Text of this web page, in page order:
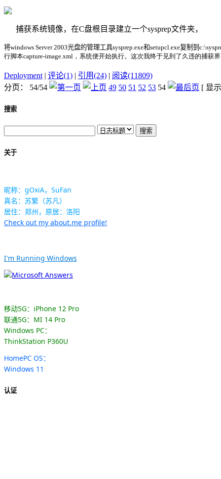
捕获系统镜像，在C盘根目录建立一个sysprep文件夹，
将windows Server 2003光盘的管理工具sysprep.exe和setupcl.exe复制到
行脚本capture-image.xml，系统便开始执行。这次我终于见到了久违的捕获
Deployment| 评论(1) | 引用(24) | 阅读(11809)
分页： 54/54
49 50 51 52 53 54 [ 显
搜索
关于
昵称：gOxiA，SuFan
真名：苏繁（苏凡）
居住：郑州，原居：洛阳
Check out my about.me profile!
I'm Running Windows
移动5G：iPhone 12 Pro
联通5G：MI 14 Pro
Windows PC：
ThinkStation P360U
HomePC OS：
Windows 11
认证